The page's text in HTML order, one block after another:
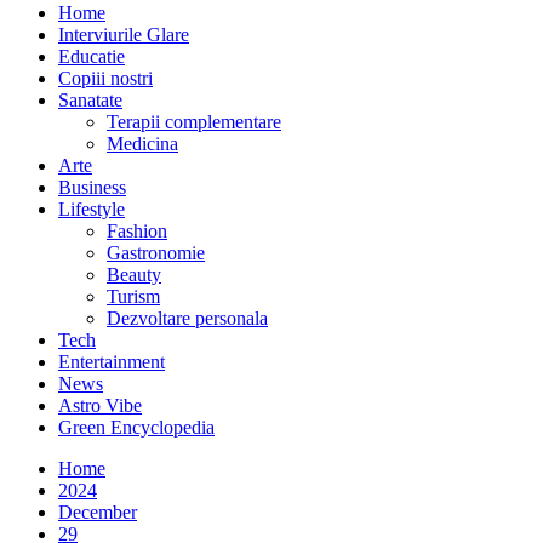
Home
Interviurile Glare
Educatie
Copiii nostri
Sanatate
Terapii complementare
Medicina
Arte
Business
Lifestyle
Fashion
Gastronomie
Beauty
Turism
Dezvoltare personala
Tech
Entertainment
News
Astro Vibe
Green Encyclopedia
Home
2024
December
29